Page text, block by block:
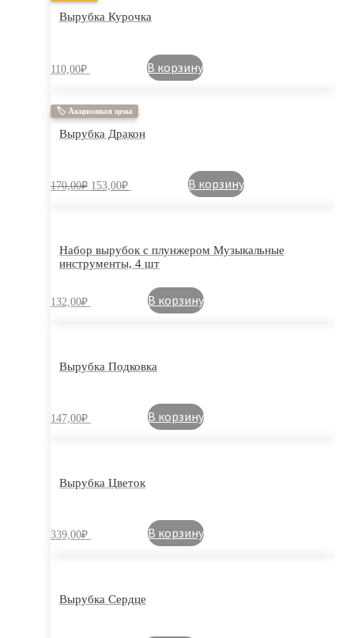
Вырубка Курочка
110,00₽ В корзину
🏷 Акционная цена
Вырубка Дракон
170,00₽ 153,00₽ В корзину
Набор вырубок с плунжером Музыкальные
инструменты, 4 шт
132,00₽ В корзину
Вырубка Подковка
147,00₽ В корзину
Вырубка Цветок
339,00₽ В корзину
Вырубка Сердце